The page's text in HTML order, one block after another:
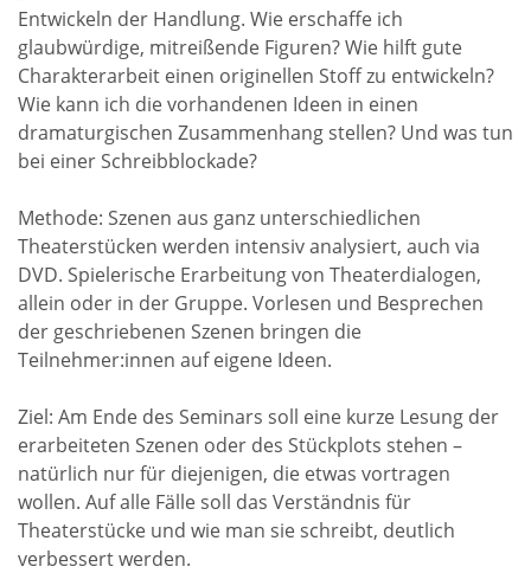
Entwickeln der Handlung. Wie erschaffe ich
glaubwürdige, mitreißende Figuren? Wie hilft gute
Charakterarbeit einen originellen Stoff zu entwickeln?
Wie kann ich die vorhandenen Ideen in einen
dramaturgischen Zusammenhang stellen? Und was tun
bei einer Schreibblockade?
Methode: Szenen aus ganz unterschiedlichen
Theaterstücken werden intensiv analysiert, auch via
DVD. Spielerische Erarbeitung von Theaterdialogen,
allein oder in der Gruppe. Vorlesen und Besprechen
der geschriebenen Szenen bringen die
Teilnehmer:innen auf eigene Ideen.
Ziel: Am Ende des Seminars soll eine kurze Lesung der
erarbeiteten Szenen oder des Stückplots stehen –
natürlich nur für diejenigen, die etwas vortragen
wollen. Auf alle Fälle soll das Verständnis für
Theaterstücke und wie man sie schreibt, deutlich
verbessert werden.